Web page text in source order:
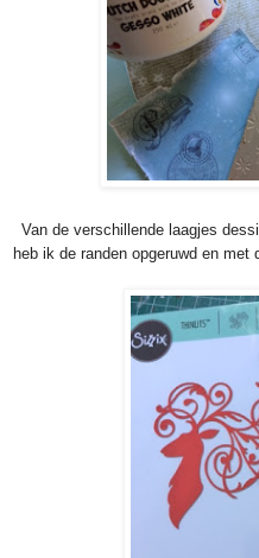
Van de verschillende laagjes
heb ik de randen opgeruwd en met